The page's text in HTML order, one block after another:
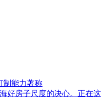
制能力著称
好房子尺度的决心。正在这